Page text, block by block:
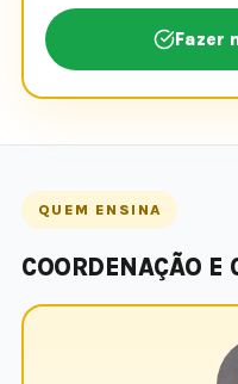
Fazer
QUEM ENSINA
COORDENAÇÃO E